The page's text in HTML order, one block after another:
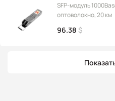
SFP-модуль
оптоволокно, 20 км
96.38 $